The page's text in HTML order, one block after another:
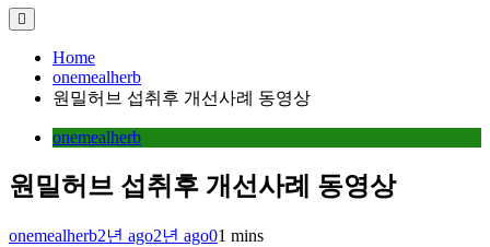
Home
onemealherb
원밀허브 섭취후 개선사례 동영상
onemealherb
원밀허브 섭취후 개선사례 동영상
onemealherb2년 ago2년 ago01 mins